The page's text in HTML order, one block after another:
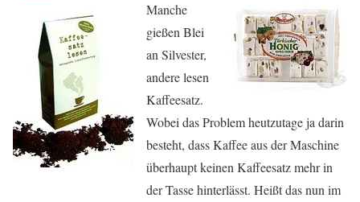
Manche
gießen Blei
an Silvester,
andere lesen
Kaffeesatz.
Wobei das Problem heutzutage ja darin
besteht, dass Kaffee aus der Maschine
überhaupt keinen Kaffeesatz mehr in
der Tasse hinterlässt. Heißt das nun im